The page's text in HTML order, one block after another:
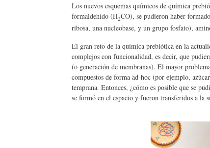
Los nuevos esquemas químicos de química
formaldehído (H2CO), se pudieron haber
ribosa, una nucleobase, y un grupo fosfato),
El gran reto de la química prebiótica en la
complejos con funcionalidad, es decir, que
(o generación de membranas). El mayor
compuestos de forma ad-hoc (por ejemplo,
temprana. Entonces, ¿cómo es posible que se
se formó en el espacio y fueron transferidos a la